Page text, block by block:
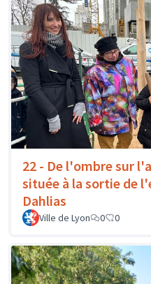
22 - De l'ombre sur
située à la sortie de
Dahlias
Ville de Lyon 0 0